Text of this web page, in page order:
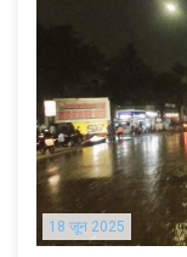
18 जून 2025